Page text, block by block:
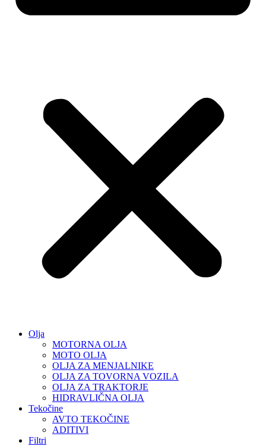
Olja
MOTORNA OLJA
MOTO OLJA
OLJA ZA MENJALNIKE
OLJA ZA TOVORNA VOZILA
OLJA ZA TRAKTORJE
HIDRAVLIČNA OLJA
Tekočine
AVTO TEKOČINE
ADITIVI
Filtri